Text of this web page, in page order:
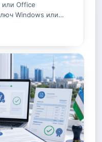
или Office
Windows или…